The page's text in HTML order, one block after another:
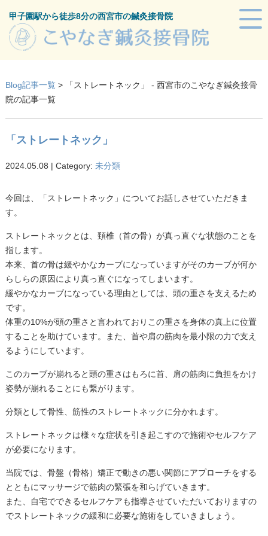
甲子園駅から徒歩8分の西宮市の鍼灸接骨院
Blog記事一覧 > 「ストレートネック」 - 西宮市のこやなぎ鍼灸接骨
院の記事一覧
「ストレートネック」
2024.05.08 | Category: 未分類
今回は、「ストレートネック」についてお話しさせていただきま
す。
ストレートネックとは、頚椎（首の骨）が真っ直ぐな状態のことを
指します。
本来、首の骨は緩やかなカーブになっていますがそのカーブが何か
らしらの原因により真っ直ぐになってしまいます。
緩やかなカーブになっている理由としては、頭の重さを支えるため
です。
体重の10%が頭の重さと言われておりこの重さを身体の真上に位置
することを助けています。また、首や肩の筋肉を最小限の力で支え
るようにしています。
このカーブが崩れると頭の重さはもろに首、肩の筋肉に負担をかけ
姿勢が崩れることにも繋がります。
分類として骨性、筋性のストレートネックに分かれます。
ストレートネックは様々な症状を引き起こすので施術やセルフケア
が必要になります。
当院では、骨盤（骨格）矯正で動きの悪い関節にアプローチをする
とともにマッサージで筋肉の緊張を和らげていきます。
また、自宅でできるセルフケアも指導させていただいておりますの
でストレートネックの緩和に必要な施術をしていきましょう。